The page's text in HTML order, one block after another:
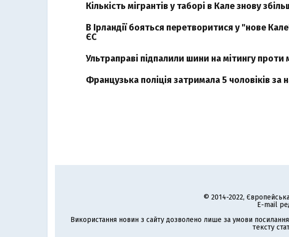
Кількість мігрантів у таборі в Кале знову
В Ірландії бояться перетворитися у "нове
ЄС
Ультраправі підпалили шини на мітингу проти
Французька поліція затримала 5 чоловіків за
© 2014-2022,
E-mail
Використання новин з сайту дозволено лише за умови
тексту